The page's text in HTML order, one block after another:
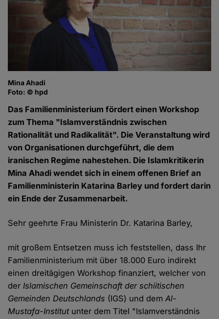
Mina Ahadi
Foto: © hpd
Das Familienministerium fördert einen Workshop
zum Thema "Islamverständnis zwischen
Rationalität und Radikalität". Die Veranstaltung wird
von Organisationen durchgeführt, die dem
iranischen Regime nahestehen. Die Islamkritikerin
Mina Ahadi wendet sich in einem offenen Brief an
Familienministerin Katarina Barley und fordert darin
ein Ende der Zusammenarbeit.
Sehr geehrte Frau Ministerin Dr. Katarina Barley,
mit großem Entsetzen muss ich feststellen, dass Ihr
Familienministerium mit über 18.000 Euro indirekt
einen dreitägigen Workshop finanziert, welcher von
derIslamischen Gemeinschaft der schiitischen
Gemeinden Deutschlands (IGS) und demAl-
Mustafa-Institutunter dem Titel "Islamverständnis